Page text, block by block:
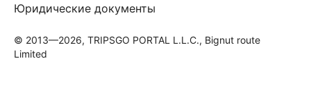
Юридические документы
© 2013—2026, TRIPSGO PORTAL L.L.C., Bignut route
Limited